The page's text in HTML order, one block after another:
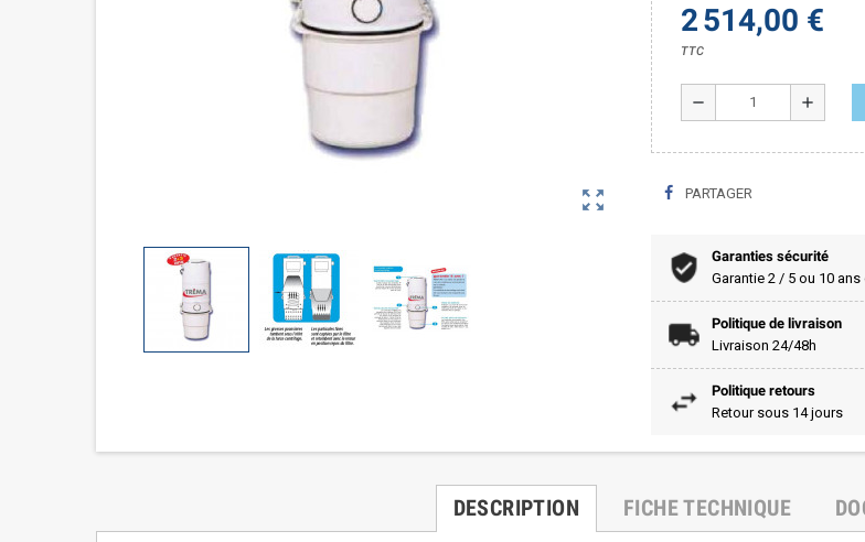
zoom_out_map
2 514,00 €
TTC
remove add
PARTAGER
Garanties sécurité
Garantie 2 / 5 ou 10
Politique de livraison
Livraison 24/48h
Politique retours
Retour sous 14 jours
DESCRIPTION FICHE TECHNIQUE